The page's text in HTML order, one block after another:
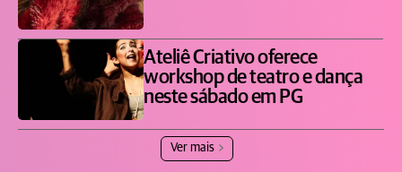
Ateliê Criativo oferece
workshop de teatro e dança
neste sábado em PG
Ver mais